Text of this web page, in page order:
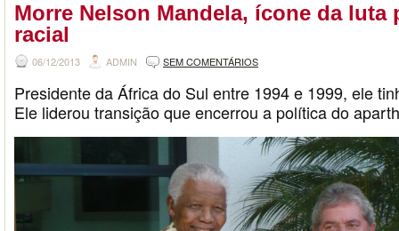
Morre Nelson Mandela, ícone da luta
racial
06/12/2013 ADMIN SEM COMENTÁRIOS
Presidente da África do Sul entre 1994 e 1999, ele
Ele liderou transição que encerrou a política do